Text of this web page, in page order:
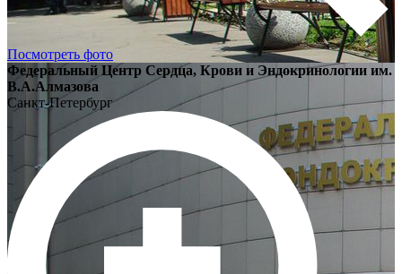
Посмотреть фото
Федеральный Центр Сердца, Крови и Эндокринологии им.
В.А.Алмазова
Санкт-Петербург